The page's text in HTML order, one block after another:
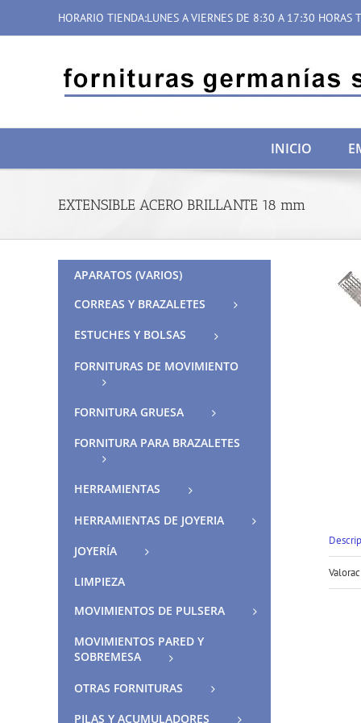
contenido
HORARIO TIENDA:LUNES A VIERNES DE 8:30 A 17:30
INICIO
EXTENSIBLE ACERO BRILLANTE 18 mm
APARATOS (VARIOS)
CORREAS Y BRAZALETES
ESTUCHES Y BOLSAS
FORNITURAS DE MOVIMIENTO
FORNITURA GRUESA
FORNITURA PARA BRAZALETES
HERRAMIENTAS
HERRAMIENTAS DE JOYERIA
JOYERÍA
LIMPIEZA
MOVIMIENTOS DE PULSERA
MOVIMIENTOS PARED Y
SOBREMESA
OTRAS FORNITURAS
PILAS Y ACUMULADORES